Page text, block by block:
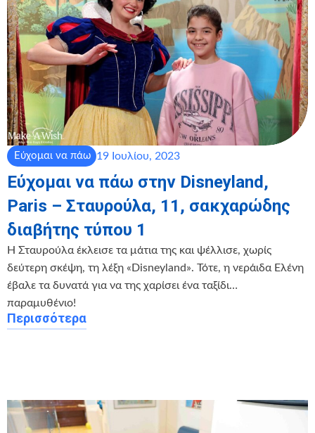
Εύχομαι να πάω 19 Ιουλίου, 2023
Εύχομαι να πάω στην Disneyland,
Paris – Σταυρούλα, 11, σακχαρώδης
διαβήτης τύπου 1
Η Σταυρούλα έκλεισε τα μάτια της και ψέλλισε, χωρίς
δεύτερη σκέψη, τη λέξη «Disneyland». Τότε, η νεράιδα Ελένη
έβαλε τα δυνατά για να της χαρίσει ένα ταξίδι…
παραμυθένιο!
Περισσότερα